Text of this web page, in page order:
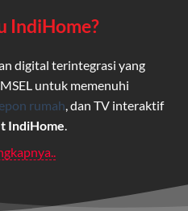
IndiHome?
digital terintegrasi yang
untuk memenuhi
rumah , dan TV interaktif
IndiHome
dirancang untuk
konektivitas dan